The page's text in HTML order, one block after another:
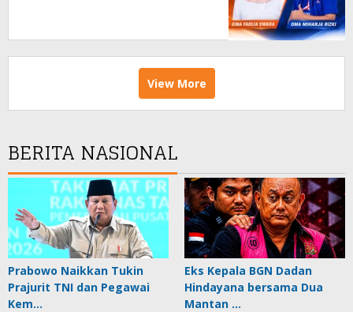
View More
BERITA NASIONAL
Prabowo Naikkan Tukin
Prajurit TNI dan Pegawai
Kem…
Eks Kepala BGN Dadan
Hindayana bersama Dua
Mantan …